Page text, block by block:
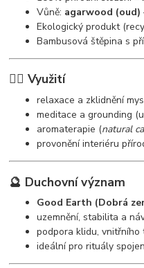
Vůně: agarwood (oud)
Ekologický produkt
Bambusová štěpina s
🧘‍♀️ Využití
relaxace a zklidnění
meditace a grounding
aromaterapie (natural
provonění interiéru
🔮 Duchovní význam
Good Earth (Dobrá
uzemnění, stabilita a
podpora klidu, vnitřního
ideální pro rituály